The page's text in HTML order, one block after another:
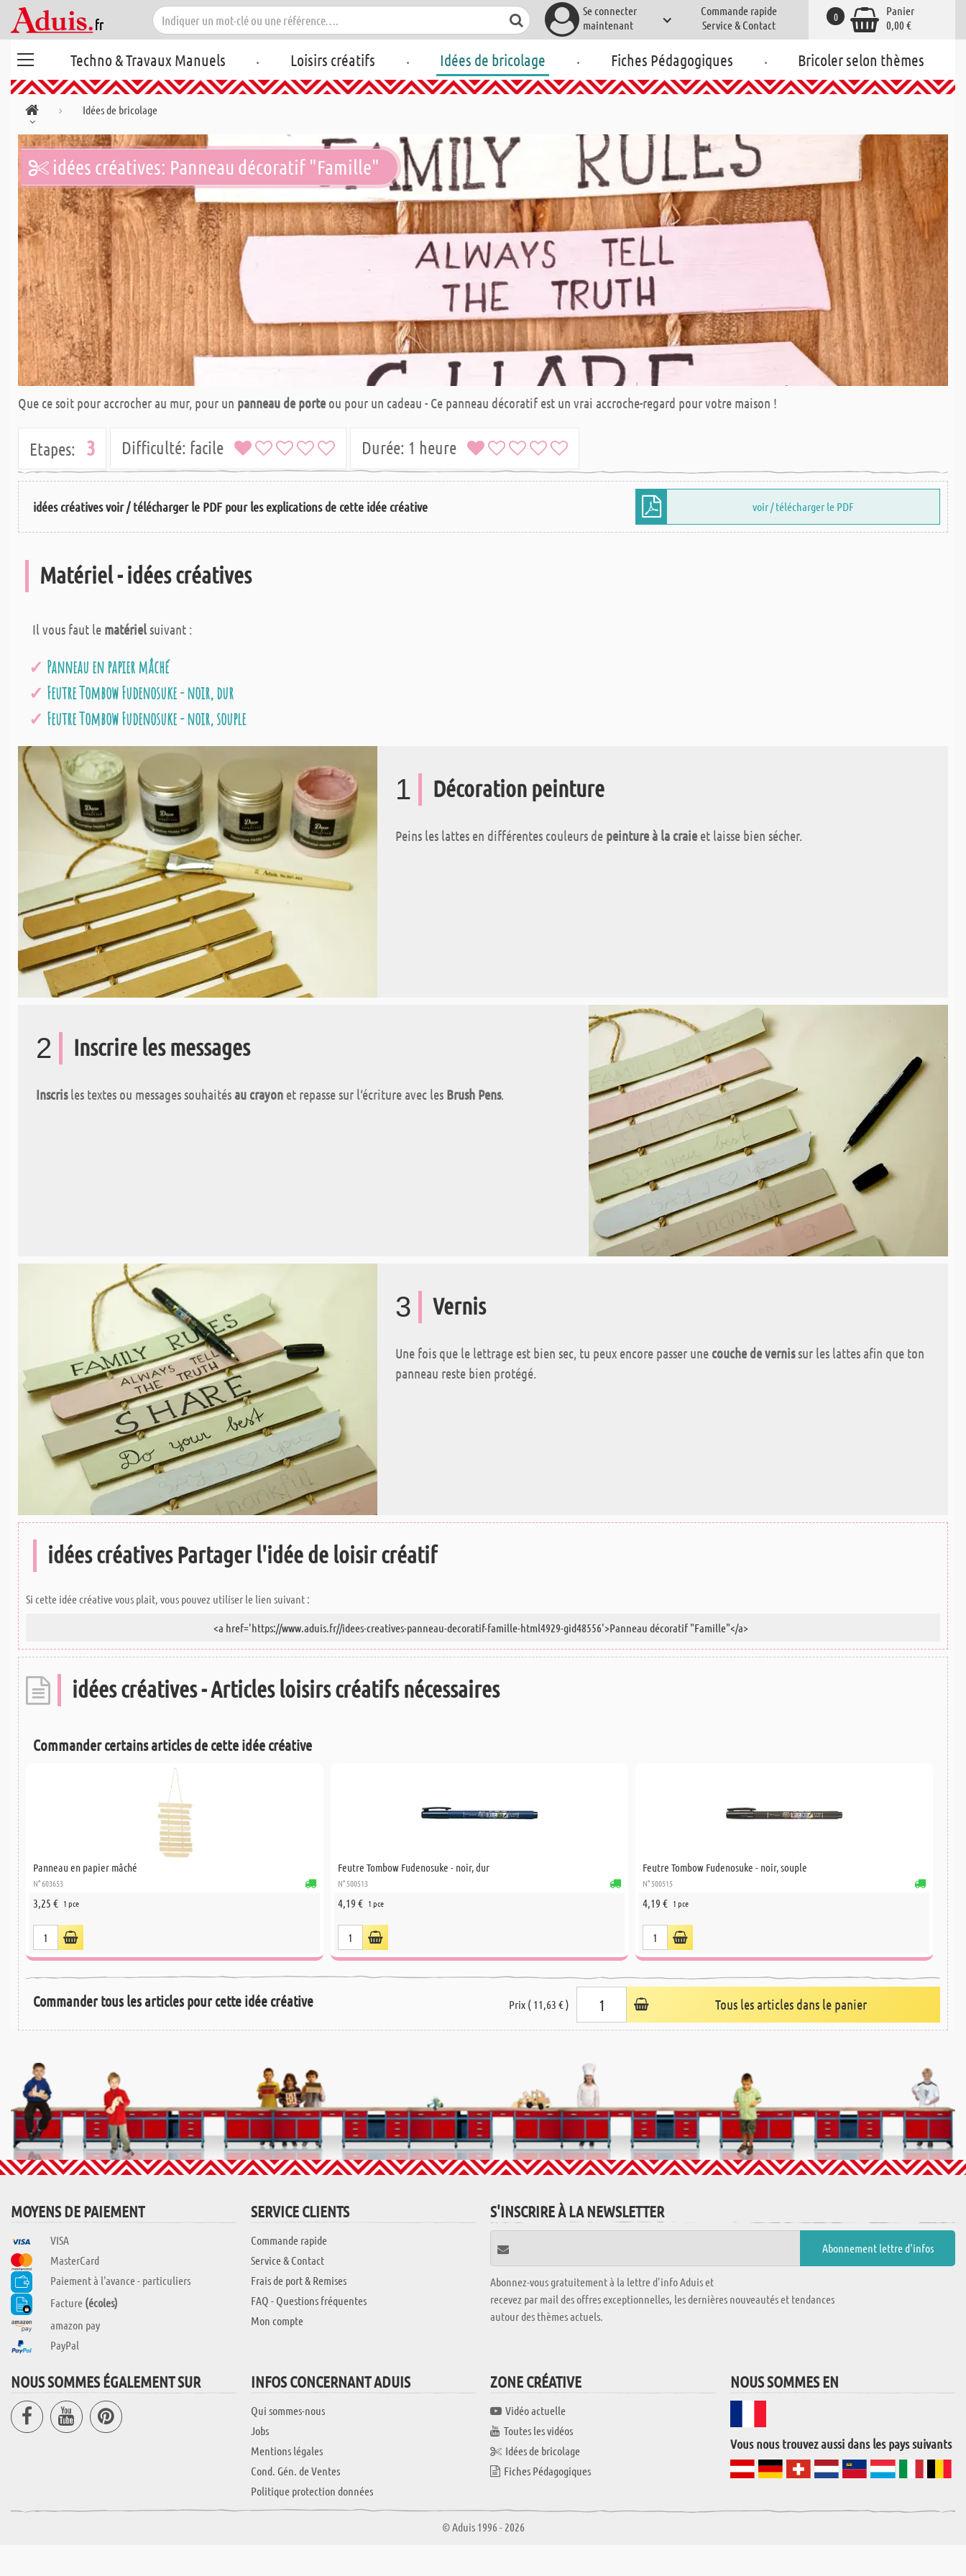
Se connecter
maintenant
Commande rapide
Service & Contact
Panier
0,00 €
0
Techno & Travaux Manuels . Loisirs créatifs . Idées de bricolage . Fiches Pédagogiques . Bricoler selon thèmes
Idées de bricolage
idées créatives: Panneau décoratif "Famille"
Que ce soit pour accrocher au mur, pour un panneau de porte ou pour un cadeau - Ce panneau décoratif est un vrai accroche-regard pour votre maison !
Etapes: 3 Difficulté: facile Durée: 1 heure
idées créatives voir / télécharger le PDF pour les explications de cette idée créative voir / télécharger le PDF
Matériel - idées créatives
Il vous faut le matérielsuivant :
Panneau en papier mâché
Feutre Tombow Fudenosuke - noir, dur
Feutre Tombow Fudenosuke - noir, souple
1 Décoration peinture
Peins les lattes en différentes couleurs de peinture à la craie et laisse bien sécher.
2 Inscrire les messages
Inscrisles textes ou messages souhaitésau crayon et repasse sur l‘écriture avec les Brush Pens.
3 Vernis
Une fois que le lettrage est bien sec, tu peux encore passer une couche de vernissur les lattes afin que ton
panneau reste bien protégé.
idées créatives Partager l'idée de loisir créatif
Si cette idée créative vous plait, vous pouvez utiliser le lien suivant :
idées créatives - Articles loisirs créatifs nécessaires
Commander certains articles de cette idée créative
Panneau en papier mâché
N° 603653
3,25 € 1 pce
Feutre Tombow Fudenosuke - noir, dur
N° 500513
4,19 € 1 pce
Feutre Tombow Fudenosuke - noir, souple
N° 500515
4,19 € 1 pce
Commander tous les articles pour cette idée créative Prix ( 11,63 € ) Tous les articles dans le panier
MOYENS DE PAIEMENT
VISA
MasterCard
Paiement à l'avance - particuliers
Facture (écoles)
amazon pay
PayPal
SERVICE CLIENTS
Commande rapide
Service & Contact
Frais de port & Remises
FAQ - Questions fréquentes
Mon compte
S'INSCRIRE À LA NEWSLETTER
Abonnez-vous gratuitement à la lettre d'info Aduis et
recevez par mail des offres exceptionnelles, les dernières nouveautés et tendances
autour des thèmes actuels.
NOUS SOMMES ÉGALEMENT SUR INFOS CONCERNANT ADUIS
Qui sommes-nous
Jobs
Mentions légales
Cond. Gén. de Ventes
Politique protection données
ZONE CRÉATIVE
Vidéo actuelle
Toutes les vidéos
Idées de bricolage
Fiches Pédagogiques
NOUS SOMMES EN
Vous nous trouvez aussi dans les pays suivants
© Aduis 1996 - 2026